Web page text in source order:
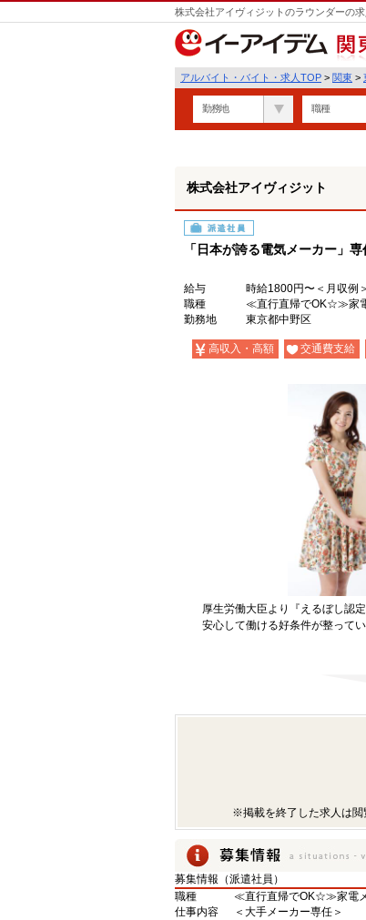
株式会社アイヴィジットのラウンダーの
関東
アルバイト・バイト・求人TOP > 関東 >
勤務地 職種
株式会社アイヴィジット
派遣社員
「日本が誇る電気メーカー」
給与
時給1800円〜＜月収例
職種
≪直行直帰でOK☆≫家
勤務地
東京都中野区
高収入・高額 交通費支給
厚生労働大臣より『えるぼし認
安心して働ける好条件が整ってい
※掲載を終了した求人は閲
募集情報（派遣社員）
職種
≪直行直帰でOK☆≫家電
仕事内容
＜大手メーカー専任＞